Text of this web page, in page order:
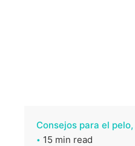
Consejos para el pelo
15 min read